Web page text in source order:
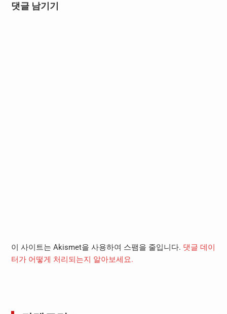
댓글 남기기
이 사이트는 Akismet을 사용하여 스팸을 줄입니다. 댓글 데이
터가 어떻게 처리되는지 알아보세요.